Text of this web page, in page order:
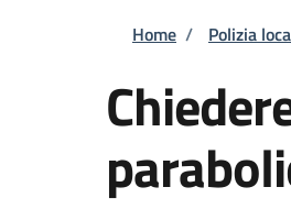
Briciole
Home / Polizia